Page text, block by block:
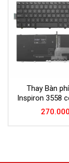
Thay Bàn
Inspiron 3558
270.000